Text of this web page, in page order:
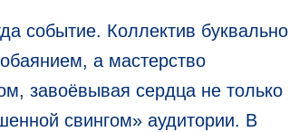
событие. Коллектив буквально
а мастерство
завоёвывая сердца не только
свингом» аудитории. В